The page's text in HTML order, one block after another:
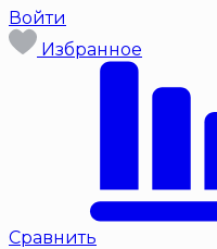
Войти
Избранное
Сравнить